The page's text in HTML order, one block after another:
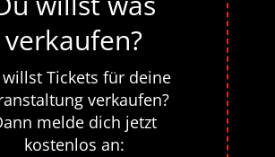
verkaufen?
willst Tickets für deine
verkaufen?
melde dich jetzt
kostenlos an: